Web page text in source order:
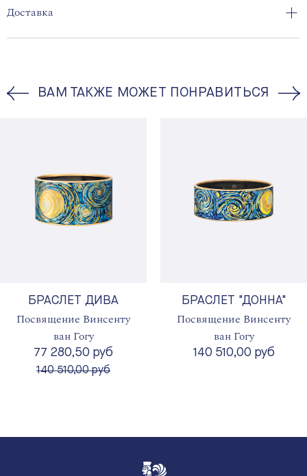
Доставка
ВАМ ТАКЖЕ МОЖЕТ ПОНРАВИТЬСЯ
БРАСЛЕТ ДИВА
Посвящение Винсенту
ван Гогу
77 280,50 руб
вместо
140 510,00 руб
БРАСЛЕТ "ДОННА"
Посвящение Винсенту
ван Гогу
140 510,00 руб